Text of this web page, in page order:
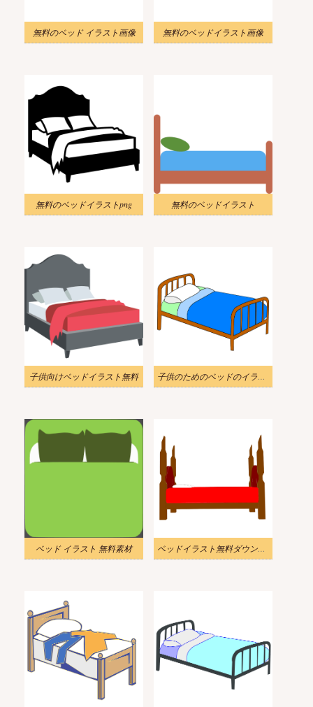
無料のベッド イラスト画像 無料のベッドイラスト画像
無料のベッドイラストpng 無料のベッドイラスト
子供向けベッドイラスト無料 子供のためのベッドのイラスト無料
ベッド イラスト 無料素材 ベッドイラスト無料ダウンロード